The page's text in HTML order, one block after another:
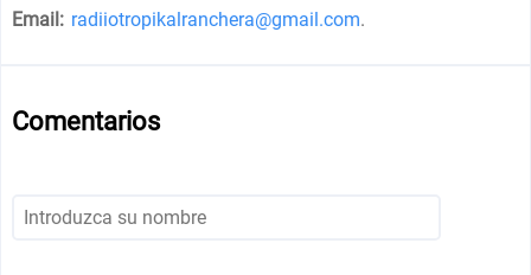
Email: radiiotropikalranchera@gmail.com.
Comentarios